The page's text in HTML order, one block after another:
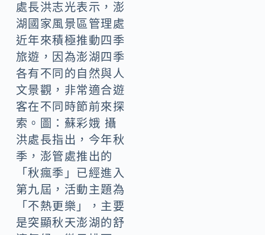
處長洪志光表示，澎
湖國家風景區管理處
近年來積極推動四季
旅遊，因為澎湖四季
各有不同的自然與人
文景觀，非常適合遊
客在不同時節前來探
索。圖：蘇彩娥 攝
洪處長指出，今年秋
季，澎管處推出的
「秋瘋季」已經進入
第九屆，活動主題為
「不熱更樂」，主要
是突顯秋天澎湖的舒